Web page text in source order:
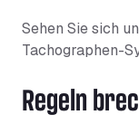
Sehen Sie sich
Tachographen-
Regeln